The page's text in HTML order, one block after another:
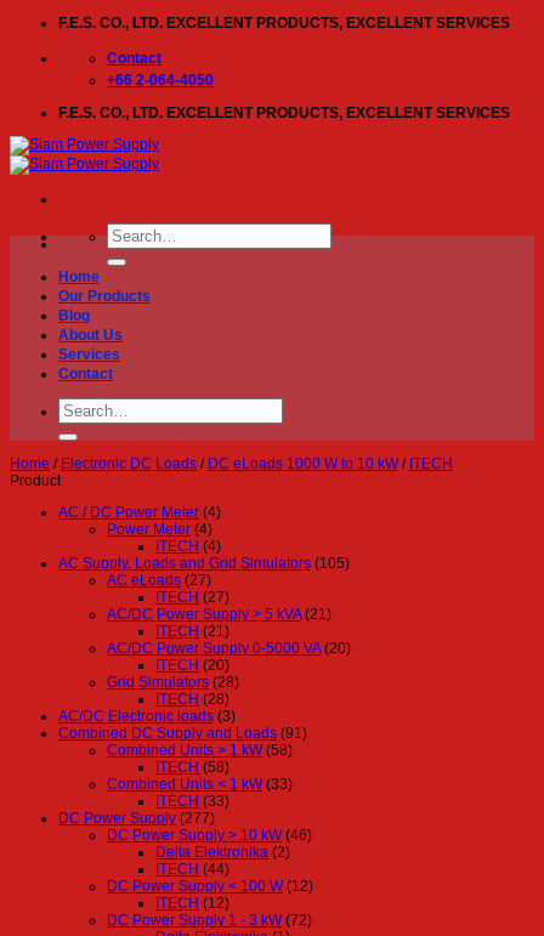
content
F.E.S. CO., LTD. EXCELLENT PRODUCTS, EXCELLENT SERVICES
Contact
+66 2-064-4050
F.E.S. CO., LTD. EXCELLENT PRODUCTS, EXCELLENT SERVICES
Search
for:
Home
Our Products
Blog
About Us
Services
Contact
Search
for:
Home / Electronic DC Loads / DC eLoads 1000 W to 10 kW / ITECH
Product
AC / DC Power Meter (4)
Power Meter (4)
ITECH (4)
AC Supply, Loads and Grid Simulators (105)
AC eLoads (27)
ITECH (27)
AC/DC Power Supply > 5 kVA (21)
ITECH (21)
AC/DC Power Supply 0-5000 VA (20)
ITECH (20)
Grid Simulators (28)
ITECH (28)
AC/DC Electronic loads (3)
Combined DC Supply and Loads (91)
Combined Units > 1 kW (58)
ITECH (58)
Combined Units < 1 kW (33)
ITECH (33)
DC Power Supply (277)
DC Power Supply > 10 kW (46)
Delta Elektronika (2)
ITECH (44)
DC Power Supply < 100 W (12)
ITECH (12)
DC Power Supply 1 - 3 kW (72)